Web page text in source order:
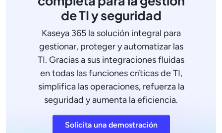
de TI y seguridad
Kaseya 365 la solución integral para
gestionar, proteger y automatizar las
TI. Gracias a sus integraciones fluidas
en todas las funciones críticas de TI,
simplifica las operaciones, refuerza la
seguridad y aumenta la eficiencia.
Solicita una demostración